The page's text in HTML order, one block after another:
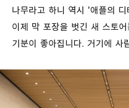
나무라고 하니 역시 '애플의
이제 막 포장을 벗긴 새 스토
기분이 좋아집니다. 거기에 사